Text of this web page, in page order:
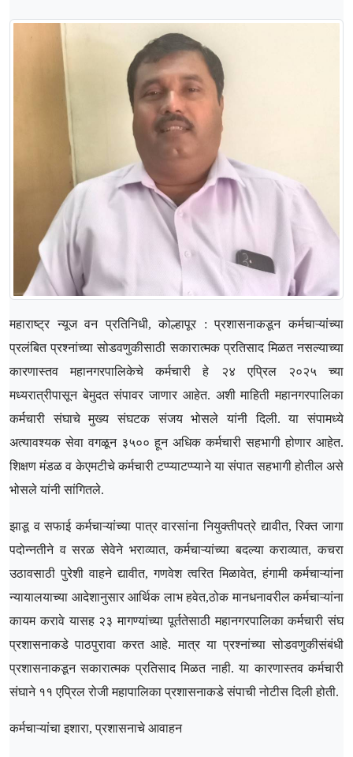
महाराष्ट्र न्यूज वन प्रतिनिधी, कोल्हापूर : प्रशासनाकडून कर्मचाऱ्यांच्या
प्रलंबित प्रश्नांच्या सोडवणुकीसाठी सकारात्मक प्रतिसाद मिळत नसल्याच्या
कारणास्तव महानगरपालिकेचे कर्मचारी हे २४ एप्रिल २०२५ च्या
मध्यरात्रीपासून बेमुदत संपावर जाणार आहेत. अशी माहिती महानगरपालिका
कर्मचारी संघाचे मुख्य संघटक संजय भोसले यांनी दिली. या संपामध्ये
अत्यावश्यक सेवा वगळून ३५०० हून अधिक कर्मचारी सहभागी होणार आहेत.
शिक्षण मंडळ व केएमटीचे कर्मचारी टप्प्याटप्प्याने या संपात सहभागी होतील असे
भोसले यांनी सांगितले.
झाडू व सफाई कर्मचाऱ्यांच्या पात्र वारसांना नियुक्तीपत्रे द्यावीत, रिक्त जागा
पदोन्नतीने व सरळ सेवेने भराव्यात, कर्मचाऱ्यांच्या बदल्या कराव्यात, कचरा
उठावसाठी पुरेशी वाहने द्यावीत, गणवेश त्वरित मिळावेत, हंगामी कर्मचाऱ्यांना
न्यायालयाच्या आदेशानुसार आर्थिक लाभ हवेत,ठोक मानधनावरील कर्मचाऱ्यांना
कायम करावे यासह २३ मागण्यांच्या पूर्ततेसाठी महानगरपालिका कर्मचारी संघ
प्रशासनाकडे पाठपुरावा करत आहे. मात्र या प्रश्नांच्या सोडवणुकीसंबंधी
प्रशासनाकडून सकारात्मक प्रतिसाद मिळत नाही. या कारणास्तव कर्मचारी
संघाने ११ एप्रिल रोजी महापालिका प्रशासनाकडे संपाची नोटीस दिली होती.
कर्मचाऱ्यांचा इशारा, प्रशासनाचे आवाहन